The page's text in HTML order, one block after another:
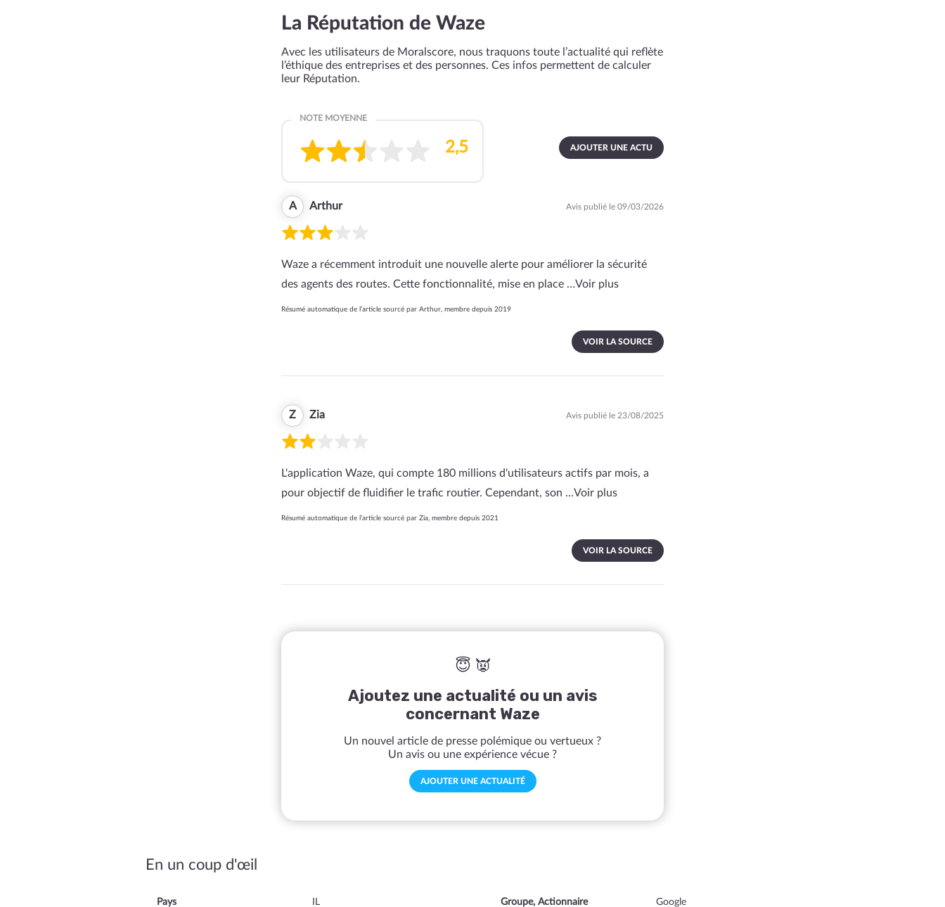
La Réputation de Waze
Avec les utilisateurs de Moralscore, nous traquons toute l’actualité qui reflète
l’éthique des entreprises et des personnes. Ces infos permettent de calculer
leur Réputation.
AJOUTER UNE ACTU
A Arthur Avis publié le 09/03/2026
Waze a récemment introduit une nouvelle alerte pour améliorer la sécurité
des agents des routes. Cette fonctionnalité, mise en place …Voir plus
Résumé automatique de l’article sourcé par Arthur, membre depuis 2019
VOIR LA SOURCE
Z Zia Avis publié le 23/08/2025
L'application Waze, qui compte 180 millions d'utilisateurs actifs par mois, a
pour objectif de fluidifier le trafic routier. Cependant, son …Voir plus
Résumé automatique de l’article sourcé par Zia, membre depuis 2021
VOIR LA SOURCE
😇 👿
Ajoutez une actualité ou un avis
concernant Waze
Un nouvel article de presse polémique ou vertueux ?
Un avis ou une expérience vécue ?
AJOUTER UNE ACTUALITÉ
En un coup d'œil
Pays IL Groupe, Actionnaire Google